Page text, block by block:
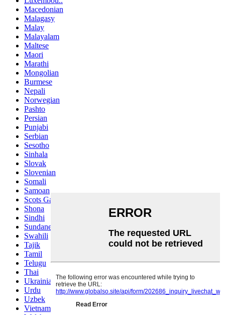
Macedonian
Malagasy
Malay
Malayalam
Maltese
Maori
Marathi
Mongolian
Burmese
Nepali
Norwegian
Pashto
Persian
Punjabi
Serbian
Sesotho
Sinhala
Slovak
Slovenian
Somali
Samoan
Scots Gaelic
Shona
Sindhi
Sundanese
Swahili
Tajik
Tamil
Telugu
Thai
Ukrainian
Urdu
Uzbek
Vietnamese